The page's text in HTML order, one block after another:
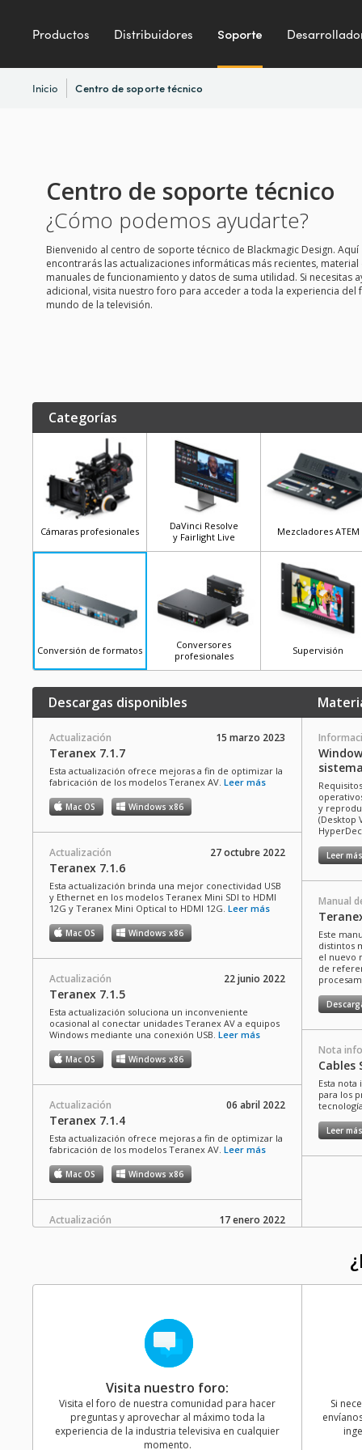
Productos Distribuidores Soporte
Inicio Centro de soporte técnico
Centro de soporte técnico
¿Cómo podemos ayudarte?
Bienvenido al centro de soporte técnico de Blackmagic Design. Aquí
encontrarás las actualizaciones informáticas más recientes,
manuales de funcionamiento y datos de suma utilidad. Si necesitas
adicional, visita nuestro foro para acceder a toda la experiencia del
mundo de la televisión.
Categorías
Cámaras profesionales
DaVinci Resolve
y Fairlight Live
Mezcladores ATEM
Conversión de formatos
Conversores
profesionales
Supervisión
Descargas disponibles
Actualización 15 marzo 2023
Teranex 7.1.7
Esta actualización ofrece mejoras a fin de optimizar la
fabricación de los modelos Teranex AV. Leer más
Mac OS Windows x86
Actualización 27 octubre 2022
Teranex 7.1.6
Esta actualización brinda una mejor conectividad USB
y Ethernet en los modelos Teranex Mini SDI to HDMI
12G y Teranex Mini Optical to HDMI 12G. Leer más
Mac OS Windows x86
Actualización 22 junio 2022
Teranex 7.1.5
Esta actualización soluciona un inconveniente
ocasional al conectar unidades Teranex AV a equipos
Windows mediante una conexión USB. Leer más
Mac OS Windows x86
Actualización 06 abril 2022
Teranex 7.1.4
Esta actualización ofrece mejoras a fin de optimizar la
fabricación de los modelos Teranex AV. Leer más
Mac OS Windows x86
Actualización 17 enero 2022
frecuencias de 47.95 y 48 f/s en los modelos Teranex
Mini SDI to HDMI 12G, Teranex Mini HDMI to SDI 12G,
Teranex Mini HDMI to Optical 12G y Teranex Mini
Optical to HDMI 12G. Además, mejora el
procesamiento del audio Dolby 5.1 en las versiones
Teranex Mini SDI to HDMI 12G y Teranex Mini Optical
y
(Desktop
Leer más
Manual
Este
distintos
el nuevo
de
Nota
Cables
Esta
para los
Leer más
Visita nuestro foro:
Visita el foro de nuestra comunidad para hacer
preguntas y aprovechar al máximo toda la
experiencia de la industria televisiva en cualquier
momento.
Si